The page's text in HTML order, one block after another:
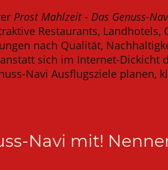
Prost Mahlzeit - Das Genuss-
Restaurants, Landhotels,
nach Qualität,
sich im Internet-Dickicht
Navi Ausflugsziele planen,
Navi mit!